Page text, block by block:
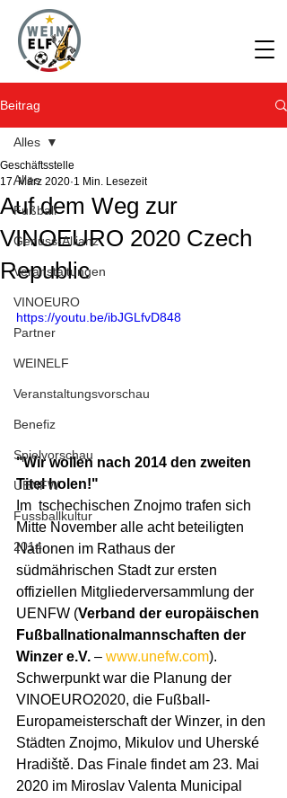
Beitrag
Alles
Fußball
Genuss-Allianz
Veranstaltungen
VINOEURO
Partner
WEINELF
Veranstaltungsvorschau
Benefiz
Spielvorschau
UENFW
Fussballkultur
2014
Alles
Auf dem Weg zur
VINOEURO 2020 Czech
Republic
Geschäftsstelle
17. März 2020 1 Min. Lesezeit
https://youtu.be/ibJGLfvD848
"Wir wollen nach 2014 den zweiten
Titel holen!"
Im  tschechischen Znojmo trafen sich
Mitte November alle acht beteiligten
Nationen im Rathaus der
südmährischen Stadt zur ersten
offiziellen Mitgliederversammlung der
UENFW (Verband der europäischen
Fußballnationalmannschaften der
Winzer e.V. – www.unefw.com).
Schwerpunkt war die Planung der
VINOEURO2020, die Fußball-
Europameisterschaft der Winzer, in den
Städten Znojmo, Mikulov und Uherské
Hradiště. Das Finale findet am 23. Mai
2020 im Miroslav Valenta Municipal